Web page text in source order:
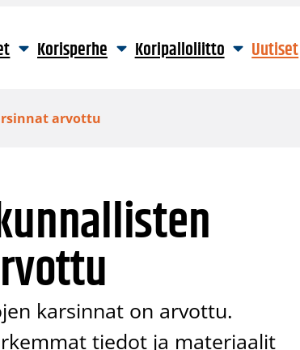
Korisperhe Koripalloliitto Uutiset
arvottu
karsinnat on arvottu.
tiedot ja materiaalit